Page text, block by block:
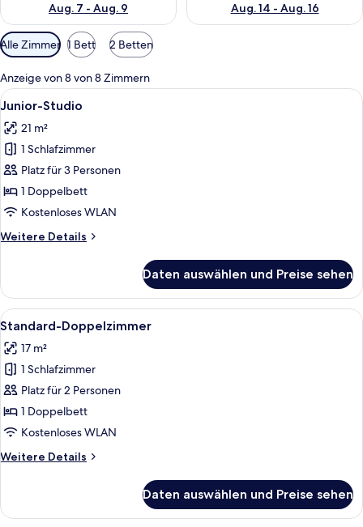
Aug. 7 - Aug. 9
Aug. 14 - Aug. 16
Verfügbare
Filter
für
Zimmer
Alle Zimmer 1 Bett 2 Betten
Anzeige von 8 von 8 Zimmern
Alle
Fotos
für
Junior-
Studio
anzeigen
Ein Hotelzimmer mit einem großen
6
Junior-Studio
21 m²
1 Schlafzimmer
Platz für 3 Personen
1 Doppelbett
Kostenloses WLAN
Weitere Details
Weitere
Studio
Daten auswählen und Preise sehen
Alle
Fotos
für
Standard-
Doppelzimmer
anzeigen
Ein Hotelzimmer mit einem Bett,
9
Standard-Doppelzimmer
17 m²
1 Schlafzimmer
Platz für 2 Personen
1 Doppelbett
Kostenloses WLAN
Weitere Details
Weitere
Doppelzimmer
Daten auswählen und Preise sehen